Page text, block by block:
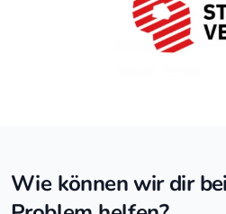
Wie können wir dir